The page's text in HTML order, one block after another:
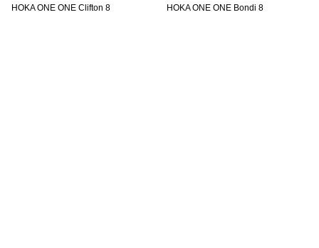
HOKA ONE ONE Clifton 8 HOKA ONE ONE Bondi 8